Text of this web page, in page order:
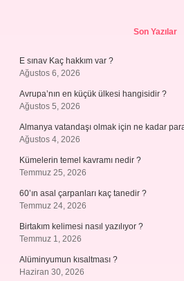
Son Yazılar
E sınav Kaç hakkım var ?
Ağustos 6, 2026
Avrupa’nın en küçük ülkesi hangisidir ?
Ağustos 5, 2026
Almanya vatandaşı olmak için ne kadar
Ağustos 4, 2026
Kümelerin temel kavramı nedir ?
Temmuz 25, 2026
60’ın asal çarpanları kaç tanedir ?
Temmuz 24, 2026
Birtakım kelimesi nasıl yazılıyor ?
Temmuz 1, 2026
Alüminyumun kısaltması ?
Haziran 30, 2026